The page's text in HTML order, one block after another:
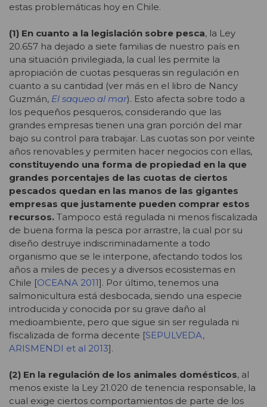
estas problemáticas hoy en Chile.
(1) En cuanto a la legislación sobre pesca, la Ley
20.657 ha dejado a siete familias de nuestro país en
una situación privilegiada, la cual les permite la
apropiación de cuotas pesqueras sin regulación en
cuanto a su cantidad (ver más en el libro de Nancy
Guzmán, El saqueo al mar). Esto afecta sobre todo a
los pequeños pesqueros, considerando que las
grandes empresas tienen una gran porción del mar
bajo su control para trabajar. Las cuotas son por veinte
años renovables y permiten hacer negocios con ellas,
constituyendo una forma de propiedad en la que
grandes porcentajes de las cuotas de ciertos
pescados quedan en las manos de las gigantes
empresas que justamente pueden comprar estos
recursos. Tampoco está regulada ni menos fiscalizada
de buena forma la pesca por arrastre, la cual por su
diseño destruye indiscriminadamente a todo
organismo que se le interpone, afectando todos los
años a miles de peces y a diversos ecosistemas en
Chile [OCEANA 2011]. Por último, tenemos una
salmonicultura está desbocada, siendo una especie
introducida y conocida por su grave daño al
medioambiente, pero que sigue sin ser regulada ni
fiscalizada de forma decente [SEPULVEDA,
ARISMENDI et al 2013].
(2) En la regulación de los animales domésticos, al
menos existe la Ley 21.020 de tenencia responsable, la
cual exige ciertos comportamientos de parte de los